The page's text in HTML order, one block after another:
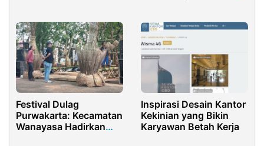
Festival Dulag
Purwakarta: Kecamatan
Wanayasa Hadirkan
Inspirasi Desain Kantor
Kekinian yang Bikin
Karyawan Betah Kerja